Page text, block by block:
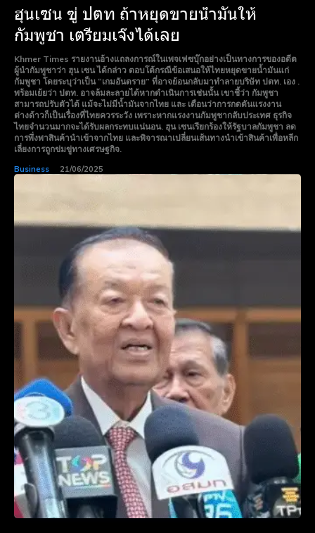
ฮุนเซน ฃู่ ปตท ถ้าหยุดขายน้ำมันให้
กัมพูชา เตรียมเจ๊งได้เลย
Khmer Times รายงานอ้างแถลงการณ์ในเพจเฟซบุ๊กอย่างเป็นทางการของอดีต
ผู้นำกัมพูชาว่า ฮุน เซน ได้กล่าว ตอบโต้กรณีข้อเสนอให้ไทยหยุดขายน้ำมันแก่
กัมพูชา โดยระบุว่าเป็น “เกมอันตราย” ที่อาจย้อนกลับมาทำลายบริษัท ปตท. เอง .
พร้อมเย้ยว่า ปตท. อาจล้มละลายได้หากดำเนินการเช่นนั้น เขาชี้ว่า กัมพูชา
สามารถปรับตัวได้ แม้จะไม่มีน้ำมันจากไทย และ เตือนว่าการกดดันแรงงาน
ต่างด้าวก็เป็นเรื่องที่ไทยควรระวัง เพราะหากแรงงานกัมพูชากลับประเทศ ธุรกิจ
ไทยจำนวนมากจะได้รับผลกระทบแน่นอน. ฮุน เซนเรียกร้องให้รัฐบาลกัมพูชา ลด
การพึ่งพาสินค้านำเข้าจากไทย และพิจารณาเปลี่ยนเส้นทางนำเข้าสินค้าเพื่อหลีก
เลี่ยงการถูกข่มขู่ทางเศรษฐกิจ.
Business 21/06/2025